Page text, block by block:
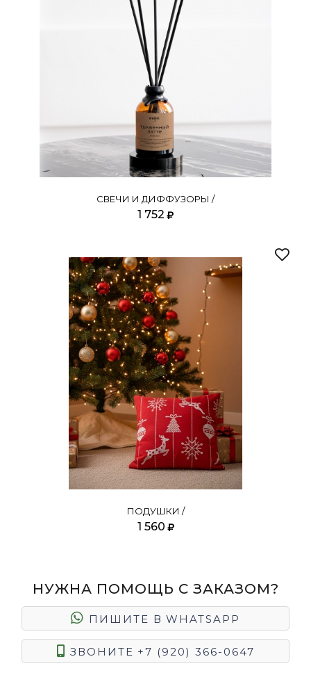
1 752
СВЕЧИ И ДИФФУЗОРЫ /
1 560
ПОДУШКИ /
НУЖНА ПОМОЩЬ С ЗАКАЗОМ?
ПИШИТЕ В WHATSAPP
ЗВОНИТЕ +7 (920) 366-0647